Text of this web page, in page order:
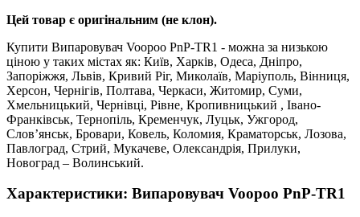
Цей товар є оригінальним (не клон).
Купити Випаровувач Voopoo PnP-TR1 - можна за низькою
ціною у таких містах як: Київ, Харків, Одеса, Дніпро,
Запоріжжя, Львів, Кривий Ріг, Миколаїв, Маріуполь, Вінниця,
Херсон, Чернігів, Полтава, Черкаси, Житомир, Суми,
Хмельницький, Чернівці, Рівне, Кропивницький , Івано-
Франківськ, Тернопіль, Кременчук, Луцьк, Ужгород,
Слов’янськ, Бровари, Ковель, Коломия, Краматорськ, Лозова,
Павлоград, Стрий, Мукачеве, Олександрія, Прилуки,
Новоград – Волинський.
Характеристики: Випаровувач Voopoo PnP-TR1